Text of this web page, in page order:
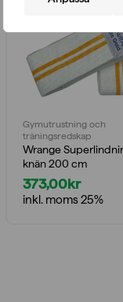
Gymutrustning och
träningsredskap
Wrange
knän 200 cm
373,00kr
inkl. moms 25%